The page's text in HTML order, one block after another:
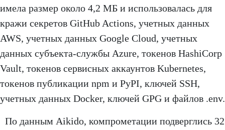
имела размер около 4,2 МБ и использовалась для
кражи секретов GitHub Actions, учетных данных
AWS, учетных данных Google Cloud, учетных
данных субъекта-службы Azure, токенов HashiCorp
Vault, токенов сервисных аккаунтов Kubernetes,
токенов публикации npm и PyPI, ключей SSH,
учетных данных Docker, ключей GPG и файлов .env.
По данным Aikido, компрометации подверглись 32